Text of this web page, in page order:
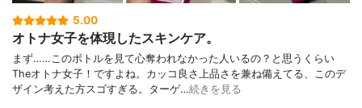
5.00
オトナ女子を体現したスキンケア。
まず……このボトルを見て心奪われなかった人いるの？と思うくらい
Theオトナ女子！ですよね。カッコ良さ上品さを兼ね備えてる、このデ
ザイン考えた方スゴすぎる。ターゲ…続きを見る